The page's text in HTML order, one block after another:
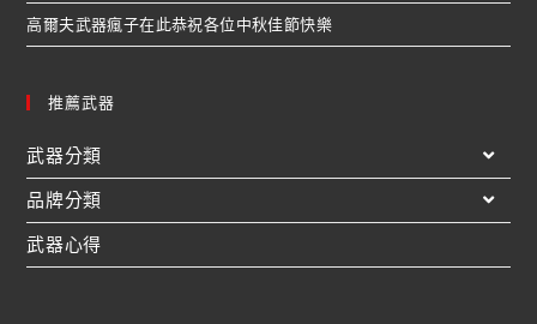
高爾夫武器瘋子在此恭祝各位中秋佳節快樂
推薦武器
武器分類
品牌分類
武器心得